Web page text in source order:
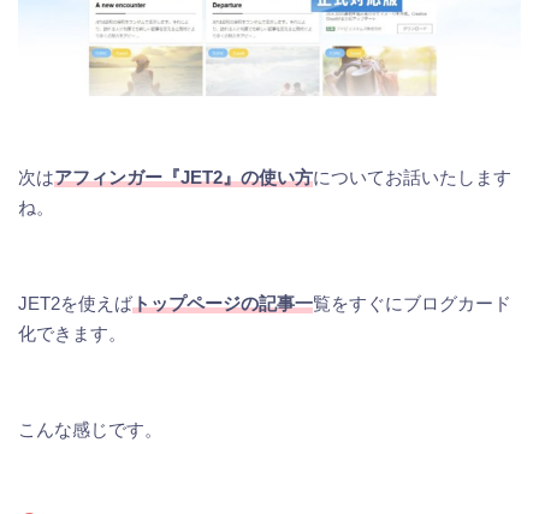
次はアフィンガー『JET2』の使い方についてお話いたします
ね。
JET2を使えばトップページの記事一覧をすぐにブログカード
化できます。
こんな感じです。